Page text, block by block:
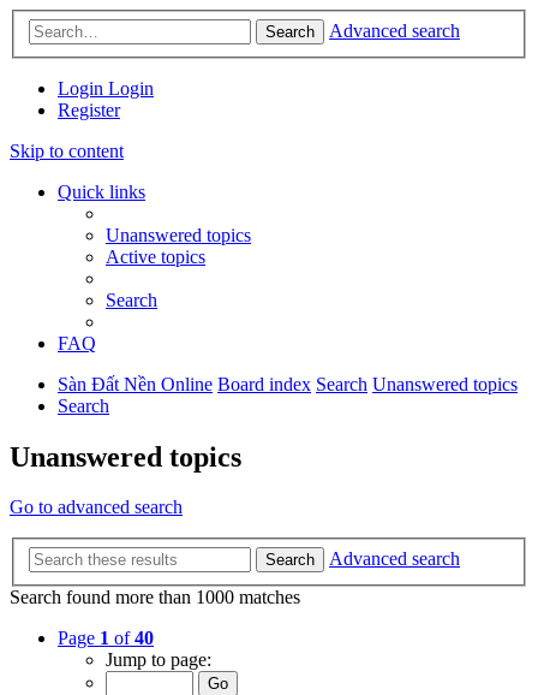
Search Advanced search
Login Login
Register
Skip to content
Quick links
Unanswered topics
Active topics
Search
FAQ
Sàn Đất Nền Online Board index Search Unanswered topics
Search
Unanswered topics
Go to advanced search
Search
Advanced search
Search found more than 1000 matches
Page 1 of40
Jump to page: